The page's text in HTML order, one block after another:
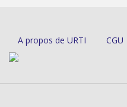
A propos de URTI CGU